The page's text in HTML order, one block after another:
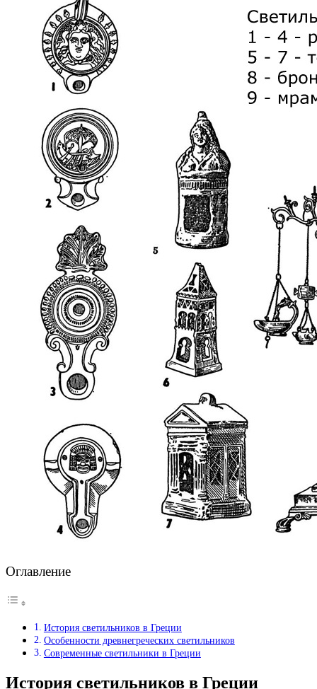
Оглавление
История светильников в Греции
Особенности древнегреческих светильников
Современные светильники в Греции
История светильников в Греции